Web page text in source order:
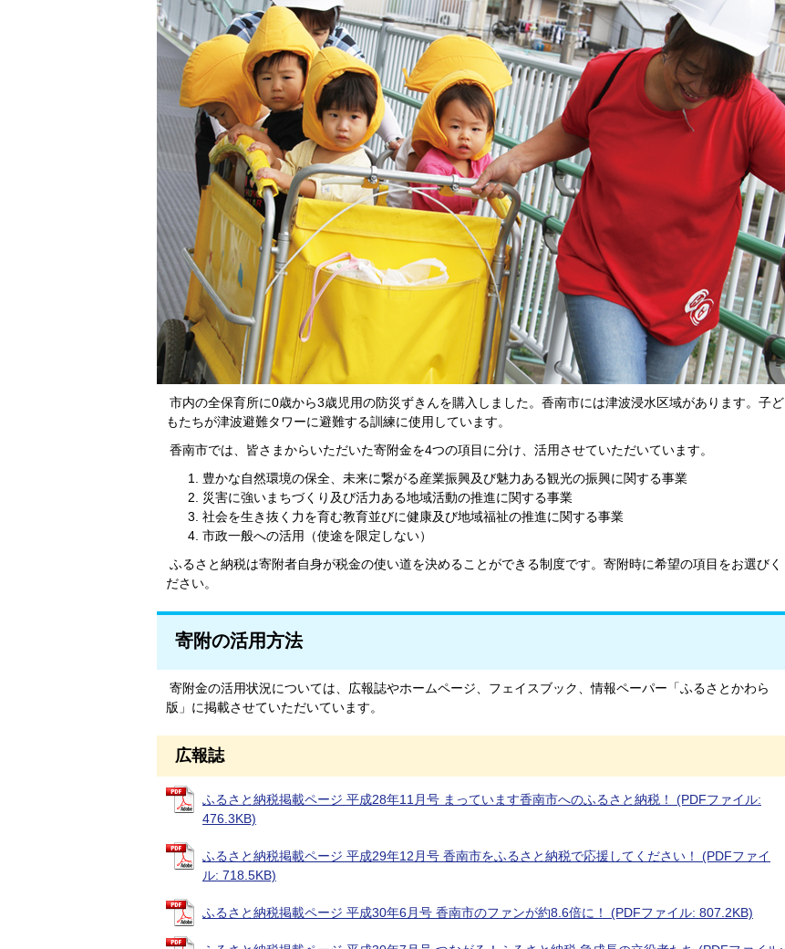
市内の全保育所に0歳から3歳児用の防災ずきんを購入しました。香南市には津波浸水区域があります。子ど
もたちが津波避難タワーに避難する訓練に使用しています。
香南市では、皆さまからいただいた寄附金を4つの項目に分け、活用させていただいています。
豊かな自然環境の保全、未来に繋がる産業振興及び魅力ある観光の振興に関する事業
災害に強いまちづくり及び活力ある地域活動の推進に関する事業
社会を生き抜く力を育む教育並びに健康及び地域福祉の推進に関する事業
市政一般への活用（使途を限定しない）
ふるさと納税は寄附者自身が税金の使い道を決めることができる制度です。寄附時に希望の項目をお選びく
ださい。
寄附の活用方法
寄附金の活用状況については、広報誌やホームページ、フェイスブック、情報ペーパー「ふるさとかわら
版」に掲載させていただいています。
広報誌
ふるさと納税掲載ページ 平成28年11月号 まっています香南市へのふるさと納税！ (PDFファイル:
476.3KB)
ふるさと納税掲載ページ 平成29年12月号 香南市をふるさと納税で応援してください！ (PDFファイ
ル: 718.5KB)
ふるさと納税掲載ページ 平成30年6月号 香南市のファンが約8.6倍に！ (PDFファイル: 807.2KB)